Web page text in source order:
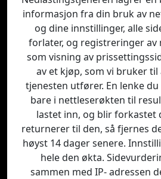
informasjon fra din bruk av
og dine innstillinger, alle
forlater, og registreringer
som visning av
av et kjøp, som vi bruker til
tjenesten utfører. En lenke
bare i nettleserøkten til
lastet inn, og blir forkastet
returnerer til den, så fjernes
høyst 14 dager senere.
hele den økta.
sammen med IP- adressen